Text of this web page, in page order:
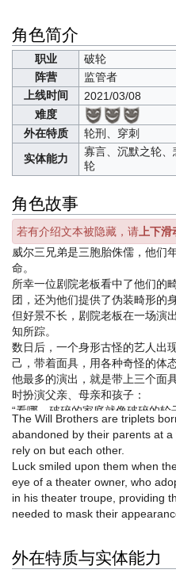
角色简介
职业 破轮
阵营
监管者
上线时间
2021/03/08
难度
外在特质
轮刑、穿刺
实体能力
寡言、沉默之轮
轮
角色故事
若有介绍文本被隐藏，请 上下
威尔三兄弟是三胞胎侏儒，他们
命。
所幸一位剧院老板看中了他们的
团，还为他们提供了伪装畸形的
但好景不长，剧院老板在一场演
知所踪。
数日后，一个身形古怪的艺人出
己，带着面具，用各种奇怪的体
他最多的演出，就是带上三个面
时扮演父亲、母亲和孩子：
“看哪，破碎的家庭就像破碎的轮
“少了任何一人。”
“生活就无法前进。”
每当夜幕降临，只剩最后一个人
在对方的惊恐中问道：“你见过我
第二日，城市的角落就会多出一
The Will Brothers are triplets
abandoned by their parents at
rely on but each other.
Luck smiled upon them when
eye of a theater owner, who
in his theater troupe, providing
needed to mask their
外在特质与实体能力